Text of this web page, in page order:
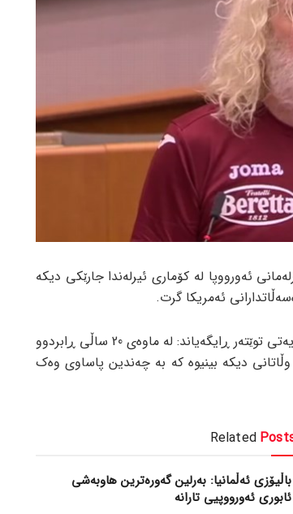
ئەورووپا لە کۆماری ئیرلەندا جارێکی دیکە
ئەمریکا گرت.
ناوبراو لە هەژماری تایبەتی خۆی لە تۆڕی کۆمەڵایەتی توێتەر ڕایگەیاند: لە ماوەی 20 ساڵی ڕابردوو
دیکە بینیوە کە بە چەندین پاساوی وەک
Related
باڵیۆزی ئەڵمانیا: بەرلین گەورەترین هاوبەشی
ئابوری ئەورووپیی تارانە